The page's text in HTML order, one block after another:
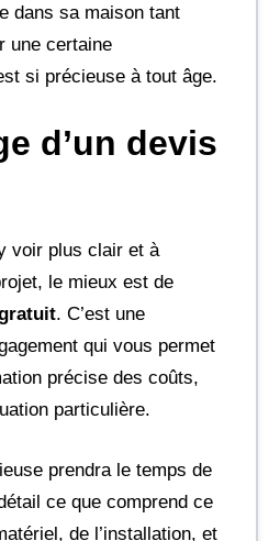
dans sa maison tant
une certaine
si précieuse à tout âge.
d’un devis
voir plus clair et à
le mieux est de
. C’est une
qui vous permet
précise des coûts,
particulière.
prendra le temps de
ce que comprend ce
de l’installation, et